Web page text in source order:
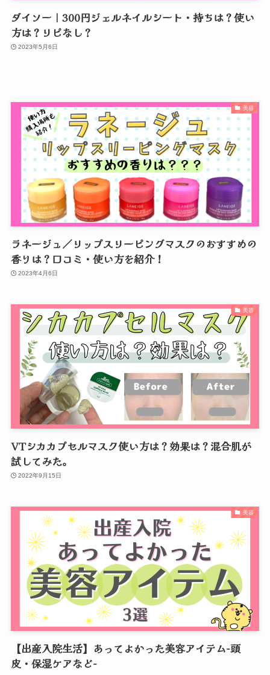
ダイソー｜300円ジェルネイルシート・持ちは？使い
方は？リピなし？
2023年5月6日
美容
ラネージュ／リップスリーピングマスクのおすすめの
香りは？口コミ・使い方を紹介！
2023年4月6日
美容
VTシカカプセルマスク使い方は？効果は？混合肌が
試してみた。
2022年9月15日
美容
【出産入院生活】あってよかった美容アイテム-頭
皮・保湿ケアなど-